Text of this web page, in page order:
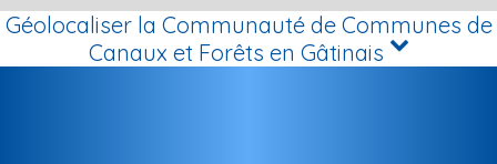
Géolocaliser la Communauté de Communes de
Canaux et Forêts en Gâtinais